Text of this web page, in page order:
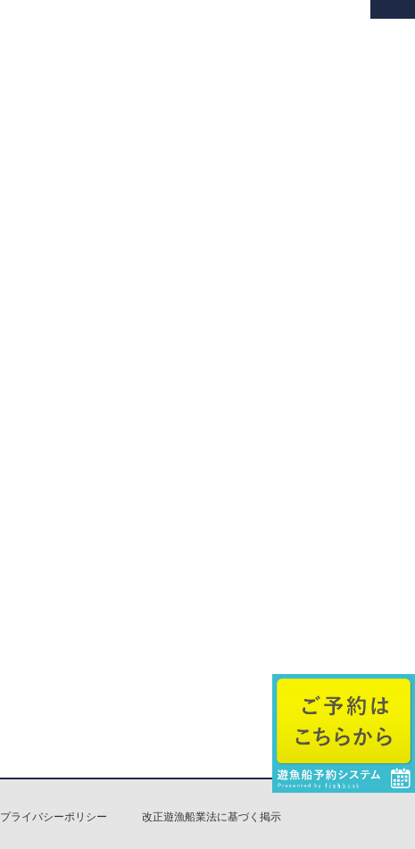
プライバシーポリシー 改正遊漁船業法に基づく掲示